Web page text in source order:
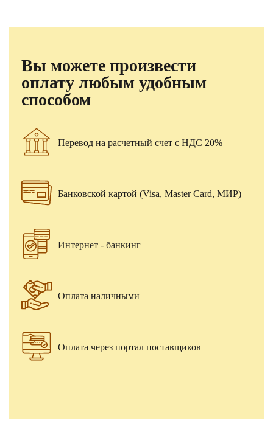
Вы можете произвести
оплату любым удобным
способом
Перевод на расчетный счет с НДС 20%
Банковской картой (Visa, Master Card, МИР)
Интернет - банкинг
Оплата наличными
Оплата через портал поставщиков